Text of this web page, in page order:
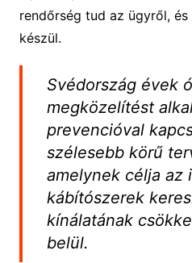
rendőrség tud az ügyről,
készül.
Svédország évek
megközelítést
prevencióval
szélesebb körű
amelynek célja az
kábítószerek
kínálatának
belül.